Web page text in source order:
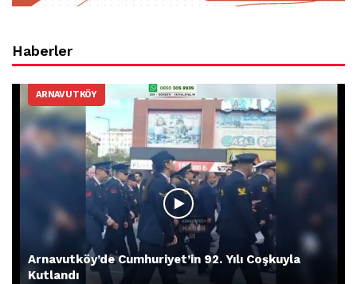
Haberler
ARNAVUTKÖY
Arnavutköy’de Cumhuriyet’in 92. Yılı Coşkuyla
Kutlandı